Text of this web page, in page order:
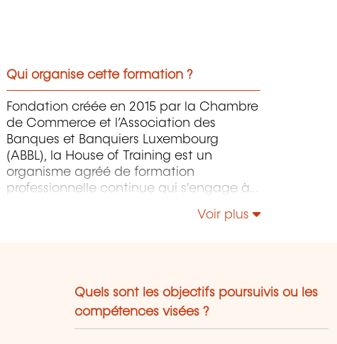
Qui organise cette formation ?
Fondation créée en 2015 par la Chambre
de Commerce et l’Association des
Banques et Banquiers Luxembourg
(ABBL), la House of Training est un
organisme agréé de formation
professionnelle continue qui s'engage à
et à l'attractivité du Luxembourg en
Voir plus
Quels sont les objectifs poursuivis ou les
compétences visées ?